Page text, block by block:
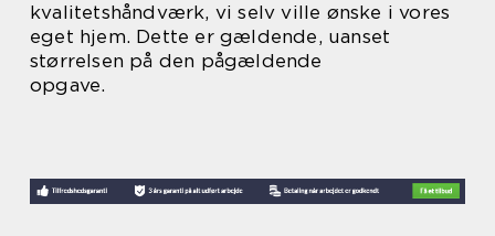
kvalitetshåndværk, vi selv ville ønske i vores
eget hjem. Dette er gældende, uanset
størrelsen på den pågældende
opgave.